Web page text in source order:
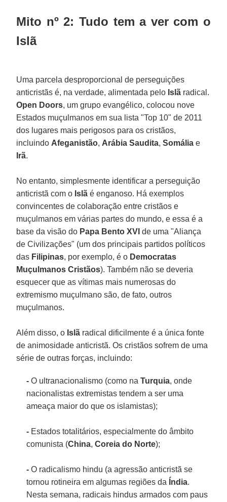
Mito nº 2: Tudo tem a ver com o
Islã
Uma parcela desproporcional de perseguições
anticristãs é, na verdade, alimentada pelo Islã radical.
Open Doors, um grupo evangélico, colocou nove
Estados muçulmanos em sua lista "Top 10" de 2011
dos lugares mais perigosos para os cristãos,
incluindo Afeganistão, Arábia Saudita,Somáliae
Irã.
No entanto, simplesmente identificar a perseguição
anticristã com o Islãé enganoso. Há exemplos
convincentes de colaboração entre cristãos e
muçulmanos em várias partes do mundo, e essa é a
base da visão do Papa Bento XVIde uma "Aliança
de Civilizações" (um dos principais partidos políticos
das Filipinas, por exemplo, é o Democratas
Muçulmanos Cristãos). Também não se deveria
esquecer que as vítimas mais numerosas do
extremismo muçulmano são, de fato, outros
muçulmanos.
Além disso, o Islã radical dificilmente é a única fonte
de animosidade anticristã. Os cristãos sofrem de uma
série de outras forças, incluindo:
-O ultranacionalismo (como naTurquia, onde
nacionalistas extremistas tendem a ser uma
ameaça maior do que os islamistas);
- Estados totalitários, especialmente do âmbito
comunista (China,Coreia do Norte);
- O radicalismo hindu (a agressão anticristã se
tornou rotineira em algumas regiões da Índia.
Nesta semana, radicais hindus armados com paus